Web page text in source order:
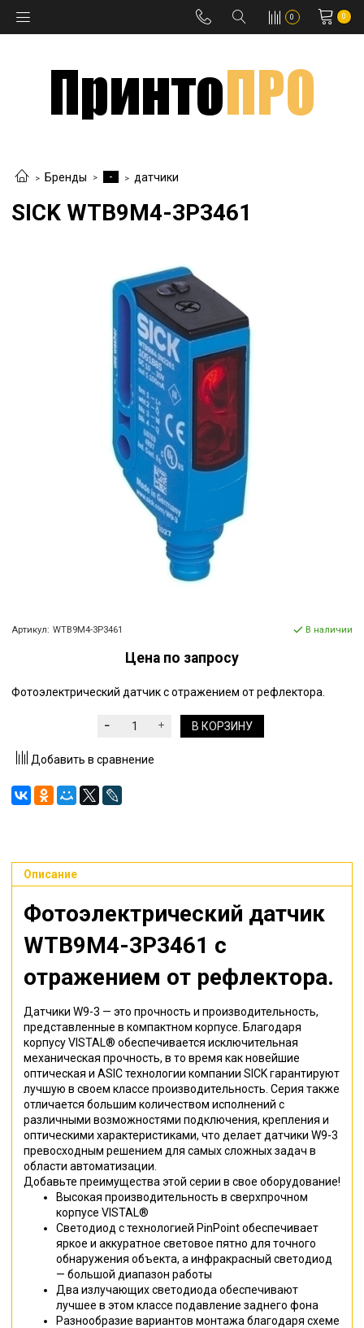
0 0
Бренды - датчики
SICK WTB9M4-3P3461
Артикул: WTB9M4-3P3461 В наличии
Цена по запросу
Фотоэлектрический датчик с отражением от рефлектора.
В КОРЗИНУ
Добавить в сравнение
Описание
Фотоэлектрический датчик
WTB9M4-3P3461 с
отражением от рефлектора.
Датчики W9-3 — это прочность и производительность,
представленные в компактном корпусе. Благодаря
корпусу VISTAL® обеспечивается исключительная
механическая прочность, в то время как новейшие
оптическая и ASIC технологии компании SICK гарантируют
лучшую в своем классе производительность. Серия также
отличается большим количеством исполнений с
различными возможностями подключения, крепления и
оптическими характеристиками, что делает датчики W9-3
превосходным решением для самых сложных задач в
области автоматизации.
Добавьте преимущества этой серии в свое оборудование!
Высокая производительность в сверхпрочном
корпусе VISTAL®
Светодиод с технологией PinPoint обеспечивает
яркое и аккуратное световое пятно для точного
обнаружения объекта, а инфракрасный светодиод
— большой диапазон работы
Два излучающих светодиода обеспечивают
лучшее в этом классе подавление заднего фона
Разнообразие вариантов монтажа благодаря схеме